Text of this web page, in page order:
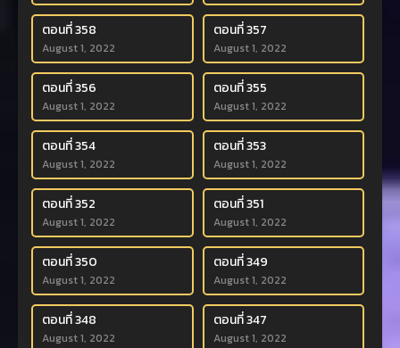
ตอนที่ 358
August 1, 2022
ตอนที่ 357
August 1, 2022
ตอนที่ 356
August 1, 2022
ตอนที่ 355
August 1, 2022
ตอนที่ 354
August 1, 2022
ตอนที่ 353
August 1, 2022
ตอนที่ 352
August 1, 2022
ตอนที่ 351
August 1, 2022
ตอนที่ 350
August 1, 2022
ตอนที่ 349
August 1, 2022
ตอนที่ 348
August 1, 2022
ตอนที่ 347
August 1, 2022